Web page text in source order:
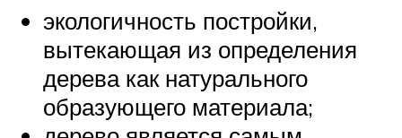
экологичность постройки,
вытекающая из определения
дерева как натурального
образующего материала;